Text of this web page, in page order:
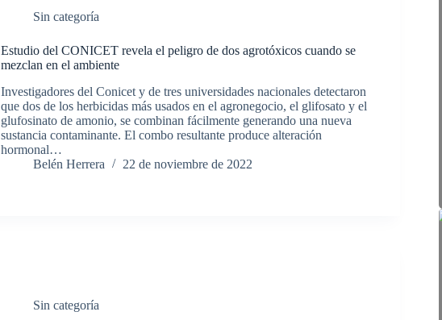
Sin categoría
Estudio del CONICET revela el peligro de dos agrotóxicos cuando se
mezclan en el ambiente
Investigadores del Conicet y de tres universidades nacionales detectaron
que dos de los herbicidas más usados en el agronegocio, el glifosato y el
glufosinato de amonio, se combinan fácilmente generando una nueva
sustancia contaminante. El combo resultante produce alteración
hormonal…
Belén Herrera
22 de noviembre de 2022
Sin categoría